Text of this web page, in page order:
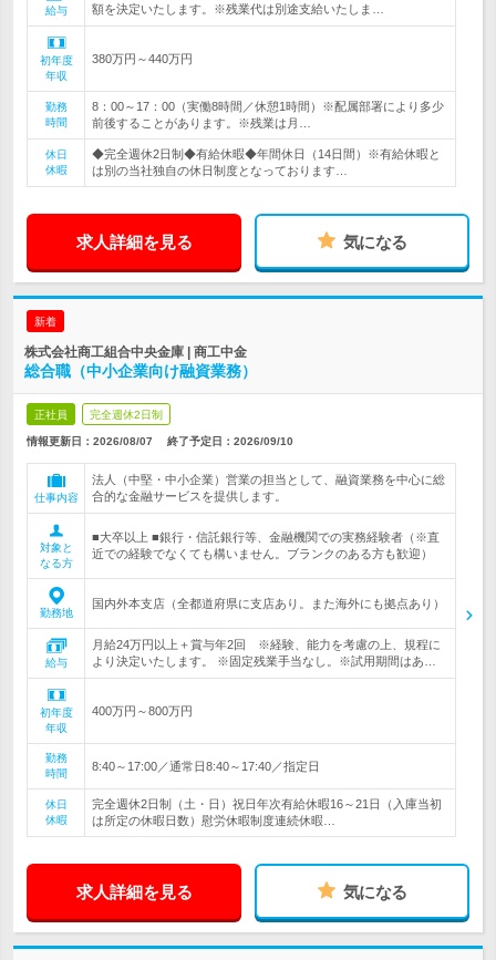
給与
額を決定いたします。※残業代は別途支給いたしま…
初年度
年収
380万円～440万円
勤務
時間
8：00～17：00（実働8時間／休憩1時間）※配属部署により多少
前後することがあります。※残業は月…
休日
休暇
◆完全週休2日制◆有給休暇◆年間休日（14日間）※有給休暇と
は別の当社独自の休日制度となっております…
求人詳細を見る 気になる
新着
株式会社商工組合中央金庫 | 商工中金
総合職（中小企業向け融資業務）
正社員 完全週休2日制
情報更新日：2026/08/07 終了予定日： 2026/09/10
仕事内容
法人（中堅・中小企業）営業の担当として、融資業務を中心に総
合的な金融サービスを提供します。
対象と
なる方
■大卒以上 ■銀行・信託銀行等、金融機関での実務経験者（※直
近での経験でなくても構いません。ブランクのある方も歓迎）
勤務地
国内外本支店（全都道府県に支店あり。また海外にも拠点あり）
給与
月給24万円以上＋賞与年2回 ※経験、能力を考慮の上、規程に
より決定いたします。 ※固定残業手当なし。※試用期間はあ…
初年度
年収
400万円～800万円
勤務
時間
8:40～17:00／通常日8:40～17:40／指定日
休日
休暇
完全週休2日制（土・日）祝日年次有給休暇16～21日（入庫当初
は所定の休暇日数）慰労休暇制度連続休暇…
求人詳細を見る 気になる